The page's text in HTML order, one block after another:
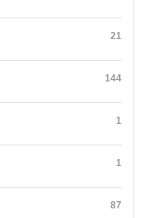
21
144
1
1
87